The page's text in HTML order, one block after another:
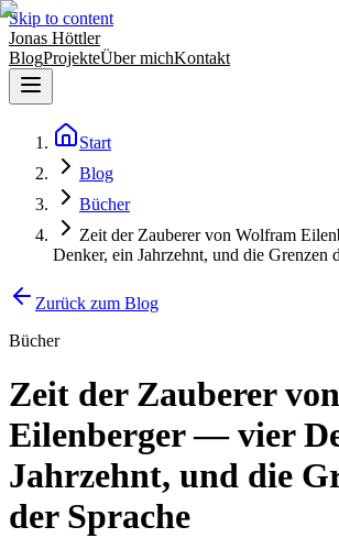
Skip to content
Jonas Höttler
BlogProjekteÜber michKontakt
Start
Blog
Bücher
Zeit der Zauberer von Wolfram
Denker, ein Jahrzehnt, und die Grenzen
Zurück zum Blog
Bücher
Zeit der Zauberer
Eilenberger — vier
Jahrzehnt, und die
der Sprache